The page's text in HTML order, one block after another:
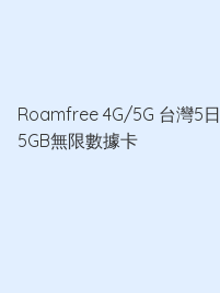
Roamfree 4G/5G 台灣5日
5GB無限數據卡